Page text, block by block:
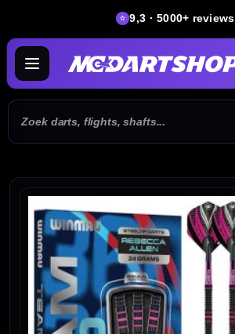
9,3 · 5000+ reviews